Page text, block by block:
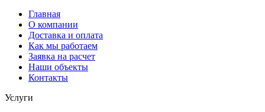
Главная
О компании
Доставка и оплата
Как мы работаем
Заявка на расчет
Наши объекты
Контакты
Услуги